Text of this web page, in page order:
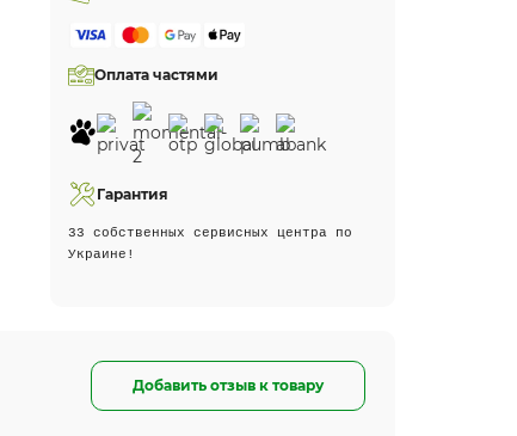
Оплата частями
Гарантия
33 собственных сервисных центра по
Украине!
Добавить отзыв к товару